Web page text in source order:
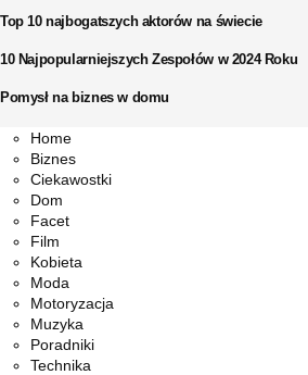
Top 10 najbogatszych aktorów na świecie
10 Najpopularniejszych Zespołów w 2024 Roku
Pomysł na biznes w domu
Facebook
Twitter
Instagram
Pinterest
Youtube
Snapchat
Home
Biznes
Ciekawostki
Dom
Facet
Film
Kobieta
Moda
Motoryzacja
Muzyka
Poradniki
Technika